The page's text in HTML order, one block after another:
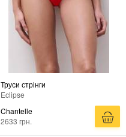
Труси стрінги
Eclipse
Chantelle
2633 грн.